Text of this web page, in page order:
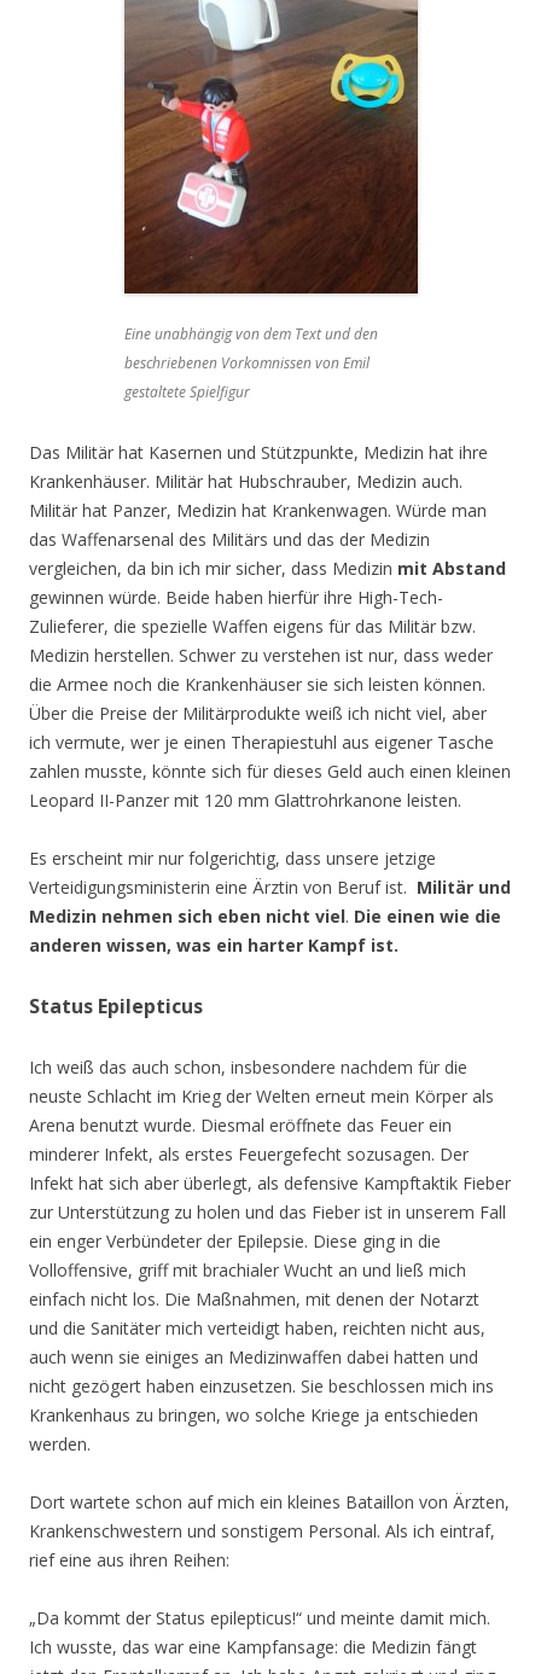
Eine unabhängig von dem Text und den
beschriebenen Vorkomnissen von Emil
gestaltete Spielfigur
Das Militär hat Kasernen und Stützpunkte, Medizin hat ihre
Krankenhäuser. Militär hat Hubschrauber, Medizin auch.
Militär hat Panzer, Medizin hat Krankenwagen. Würde man
das Waffenarsenal des Militärs und das der Medizin
vergleichen, da bin ich mir sicher, dass Medizin mit Abstand
gewinnen würde. Beide haben hierfür ihre High-Tech-
Zulieferer, die spezielle Waffen eigens für das Militär bzw.
Medizin herstellen. Schwer zu verstehen ist nur, dass weder
die Armee noch die Krankenhäuser sie sich leisten können.
Über die Preise der Militärprodukte weiß ich nicht viel, aber
ich vermute, wer je einen Therapiestuhl aus eigener Tasche
zahlen musste, könnte sich für dieses Geld auch einen kleinen
Leopard II-Panzer mit 120 mm Glattrohrkanone leisten.
Es erscheint mir nur folgerichtig, dass unsere jetzige
Verteidigungsministerin eine Ärztin von Beruf ist. Militär und
Medizin nehmen sich eben nicht viel. Die einen wie die
anderen wissen, was ein harter Kampf ist.
Status Epilepticus
Ich weiß das auch schon, insbesondere nachdem für die
neuste Schlacht im Krieg der Welten erneut mein Körper als
Arena benutzt wurde. Diesmal eröffnete das Feuer ein
minderer Infekt, als erstes Feuergefecht sozusagen. Der
Infekt hat sich aber überlegt, als defensive Kampftaktik Fieber
zur Unterstützung zu holen und das Fieber ist in unserem Fall
ein enger Verbündeter der Epilepsie. Diese ging in die
Volloffensive, griff mit brachialer Wucht an und ließ mich
einfach nicht los. Die Maßnahmen, mit denen der Notarzt
und die Sanitäter mich verteidigt haben, reichten nicht aus,
auch wenn sie einiges an Medizinwaffen dabei hatten und
nicht gezögert haben einzusetzen. Sie beschlossen mich ins
Krankenhaus zu bringen, wo solche Kriege ja entschieden
werden.
Dort wartete schon auf mich ein kleines Bataillon von Ärzten,
Krankenschwestern und sonstigem Personal. Als ich eintraf,
rief eine aus ihren Reihen:
„Da kommt der Status epilepticus!“ und meinte damit mich.
Ich wusste, das war eine Kampfansage: die Medizin fängt